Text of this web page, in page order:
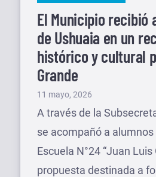
El Municipio recibió
de Ushuaia en un
histórico y cultural
Grande
Publicado
el
11 mayo, 2026
A través de la
se acompañó a
Escuela N°24 “Juan Luis
propuesta destinada a